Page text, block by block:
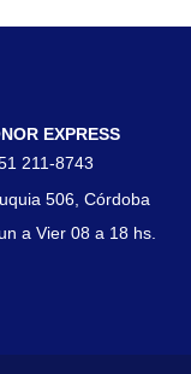
EXPRESS
211-8743
506, Córdoba
a Vier 08 a 18 hs.